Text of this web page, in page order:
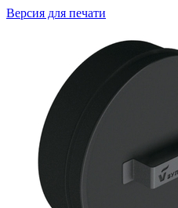
Версия для печати